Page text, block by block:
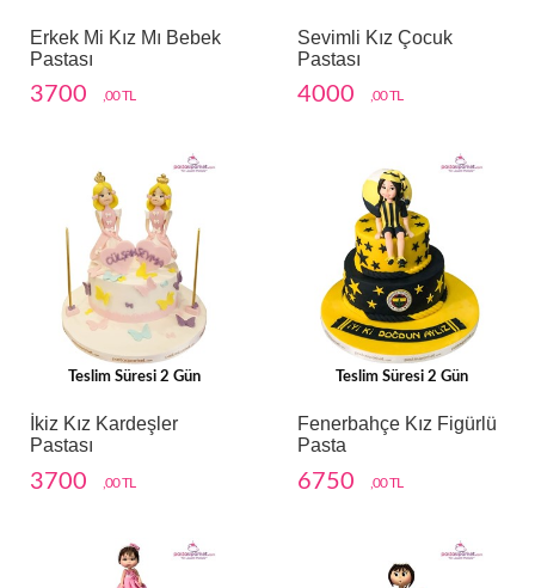
Erkek Mi Kız Mı Bebek
Pastası
3700 ,00 TL
Sevimli Kız Çocuk
Pastası
4000 ,00 TL
Teslim Süresi 2 Gün
İkiz Kız Kardeşler
Pastası
3700 ,00 TL
Teslim Süresi 2 Gün
Fenerbahçe Kız Figürlü
Pasta
6750 ,00 TL